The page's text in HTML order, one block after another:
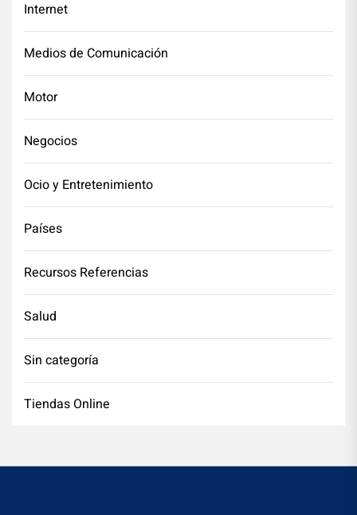
Internet
Medios de Comunicación
Motor
Negocios
Ocio y Entretenimiento
Países
Recursos Referencias
Salud
Sin categoría
Tiendas Online